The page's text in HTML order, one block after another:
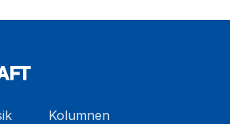
Kolumnen